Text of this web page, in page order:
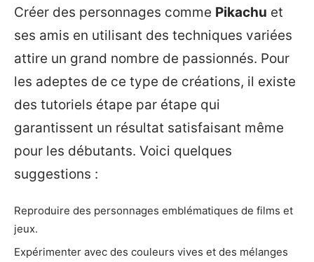
Créer des personnages comme Pikachu et
ses amis en utilisant des techniques variées
attire un grand nombre de passionnés. Pour
les adeptes de ce type de créations, il existe
des tutoriels étape par étape qui
garantissent un résultat satisfaisant même
pour les débutants. Voici quelques
suggestions :
Reproduire des personnages emblématiques de films et
jeux.
Expérimenter avec des couleurs vives et des mélanges